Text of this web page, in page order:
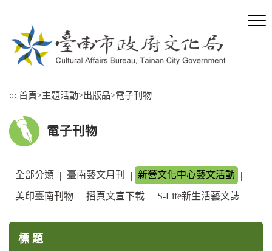
::: 首頁>主題活動>出版品>電子刊物
電子刊物
全部分類 | 臺南藝文月刊 | 新營文化中心藝文活動
|
美印臺南刊物 | 摺頁文宣下載 | S-Life新生活藝文誌
標 題